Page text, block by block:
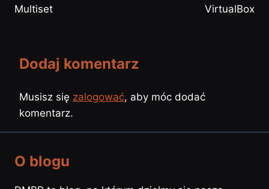
Multiset
VirtualBox
Dodaj komentarz
Musisz się zalogować, aby móc dodać
komentarz.
O blogu